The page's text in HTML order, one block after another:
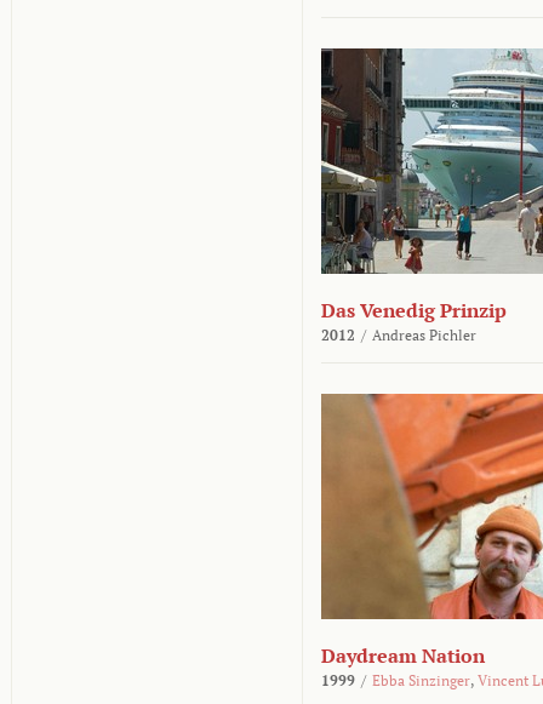
Das Venedig Prinzip
2012 / Andreas Pichler
Daydream Nation
1999 / Ebba Sinzinger, Vincent